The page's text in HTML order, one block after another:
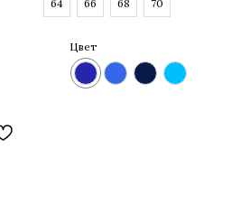
64 66 68 70
Цвет